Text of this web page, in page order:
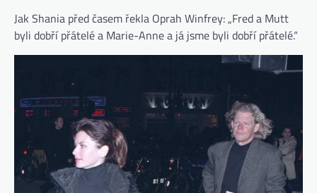
Jak Shania před časem řekla Oprah Winfrey: „Fred a Mutt
byli dobří přátelé a Marie-Anne a já jsme byli dobří přátelé.“